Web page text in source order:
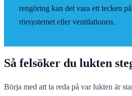
rengöring kan det vara ett tecken
rörsystemet eller ventilationen.
Så felsöker du lukten
Börja med att ta reda på var lukten är